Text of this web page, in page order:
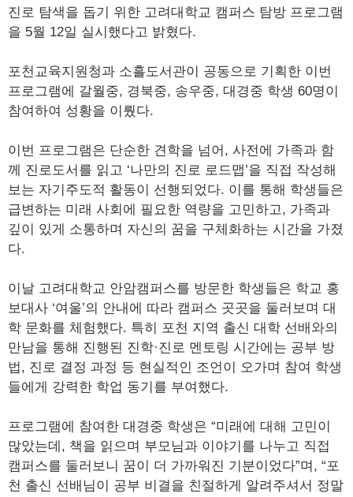
진로 탐색을 돕기 위한 고려대학교 캠퍼스 탐방 프로그램
을 5월 12일 실시했다고 밝혔다.
포천교육지원청과 소흘도서관이 공동으로 기획한 이번
프로그램에 갈월중, 경북중, 송우중, 대경중 학생 60명이
참여하여 성황을 이뤘다.
이번 프로그램은 단순한 견학을 넘어, 사전에 가족과 함
께 진로도서를 읽고 ‘나만의 진로 로드맵’을 직접 작성해
보는 자기주도적 활동이 선행되었다. 이를 통해 학생들은
급변하는 미래 사회에 필요한 역량을 고민하고, 가족과
깊이 있게 소통하며 자신의 꿈을 구체화하는 시간을 가졌
다.
이날 고려대학교 안암캠퍼스를 방문한 학생들은 학교 홍
보대사 ‘여울’의 안내에 따라 캠퍼스 곳곳을 둘러보며 대
학 문화를 체험했다. 특히 포천 지역 출신 대학 선배와의
만남을 통해 진행된 진학·진로 멘토링 시간에는 공부 방
법, 진로 결정 과정 등 현실적인 조언이 오가며 참여 학생
들에게 강력한 학업 동기를 부여했다.
프로그램에 참여한 대경중 학생은 “미래에 대해 고민이
많았는데, 책을 읽으며 부모님과 이야기를 나누고 직접
캠퍼스를 둘러보니 꿈이 더 가까워진 기분이었다”며, “포
천 출신 선배님이 공부 비결을 친절하게 알려주셔서 정말